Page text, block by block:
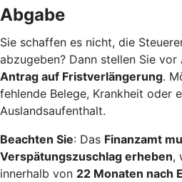
Abgabe
Sie schaffen es nicht, die
abzugeben? Dann stellen Sie
Antrag auf Fristverlängerung.
fehlende Belege, Krankheit oder
Auslandsaufenthalt.
Beachten Sie: Das Finanzamt
Verspätungszuschlag erheben,
innerhalb von 22 Monaten nach